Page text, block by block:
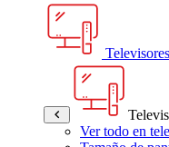
Televisores
Ver todo en